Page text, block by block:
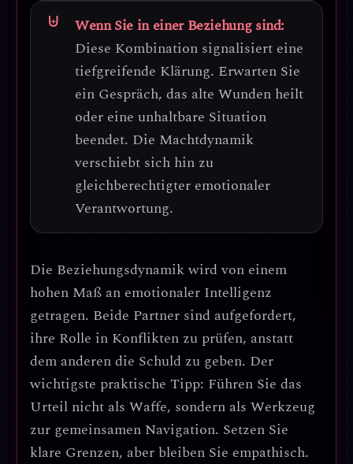
Wenn Sie in einer Beziehung sind:
Diese Kombination signalisiert eine
tiefgreifende Klärung. Erwarten Sie
ein Gespräch, das alte Wunden heilt
oder eine unhaltbare Situation
beendet. Die Machtdynamik
verschiebt sich hin zu
gleichberechtigter emotionaler
Verantwortung.
Die Beziehungsdynamik wird von einem
hohen Maß an emotionaler Intelligenz
getragen. Beide Partner sind aufgefordert,
ihre Rolle in Konflikten zu prüfen, anstatt
dem anderen die Schuld zu geben. Der
wichtigste praktische Tipp: Führen Sie das
Urteil nicht als Waffe, sondern als Werkzeug
zur gemeinsamen Navigation. Setzen Sie
klare Grenzen, aber bleiben Sie empathisch.